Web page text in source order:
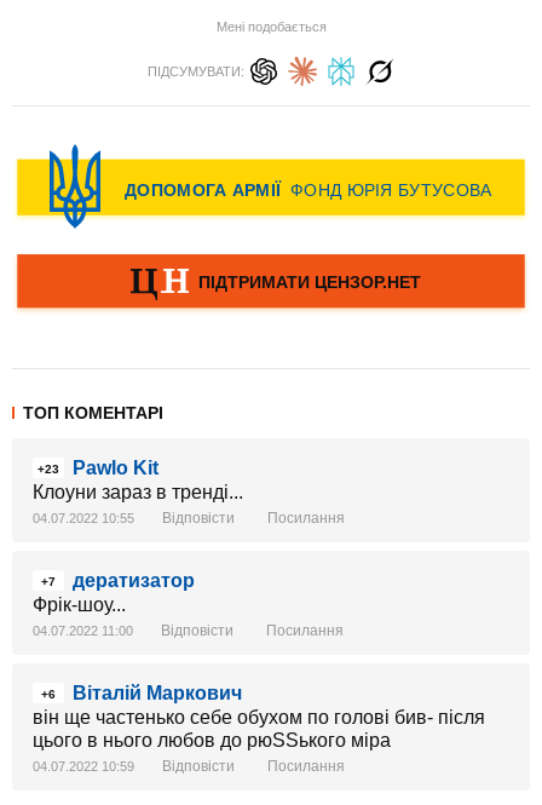
Мені подобається
ПІДСУМУВАТИ:
ТОП КОМЕНТАРІ
+23
Pawlo Kit
Клоуни зараз в тренді...
04.07.2022 10:55 Відповісти Посилання
+7
дератизатор
Фрік-шоу...
04.07.2022 11:00 Відповісти Посилання
+6
Віталій Маркович
він ще частенько себе обухом по голові бив- після
цього в нього любов до рюSSького міра
04.07.2022 10:59 Відповісти Посилання